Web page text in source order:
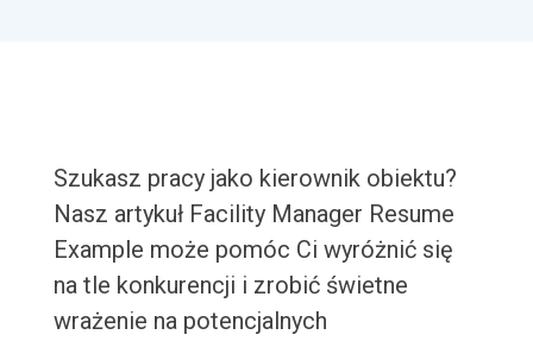
Szukasz pracy jako kierownik obiektu?
Nasz artykuł Facility Manager Resume
Example może pomóc Ci wyróżnić się
na tle konkurencji i zrobić świetne
wrażenie na potencjalnych